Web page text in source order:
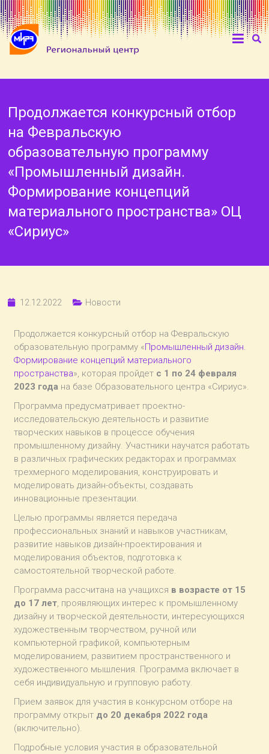
Продолжается конкурсный отбор
на Февральскую
образовательную программу
«Промышленный дизайн.
Формирование концепций
материального пространства» ОЦ
«Сириус»
12.12.2022 Новости
Продолжается конкурсный отбор на Февральскую
образовательную программу «Промышленный дизайн.
Формирование концепций материального
пространства», которая пройдет с 1 по 24 февраля
2023 года на базе Образовательного центра «Сириус».
Программа предусматривает проектно-
исследовательскую деятельность и развитие
творческих навыков в процессе обучения
промышленному дизайну. Участники научатся работать
в различных графических редакторах и программах
трехмерного моделирования, конструировать и
моделировать дизайн-объекты, создавать
инновационные презентации.
Целью программы является передача
профессиональных знаний и навыков участникам,
развитие навыков дизайн-проектирования и
моделирования объектов, подготовка к
самостоятельной творческой работе.
Программа рассчитана на учащихся в возрасте от 15
до 17 лет, проявляющих интерес к промышленному
дизайну и творческой деятельности, интересующихся
художественным творчеством, ручной или
компьютерной графикой, компьютерным
моделированием, развитием пространственного и
художественного мышления. Программа включает в
себя индивидуальную и групповую работу.
Прием заявок для участия в конкурсном отборе на
программу открыт до 20 декабря 2022 года
(включительно).
Подробные условия участия в образовательной